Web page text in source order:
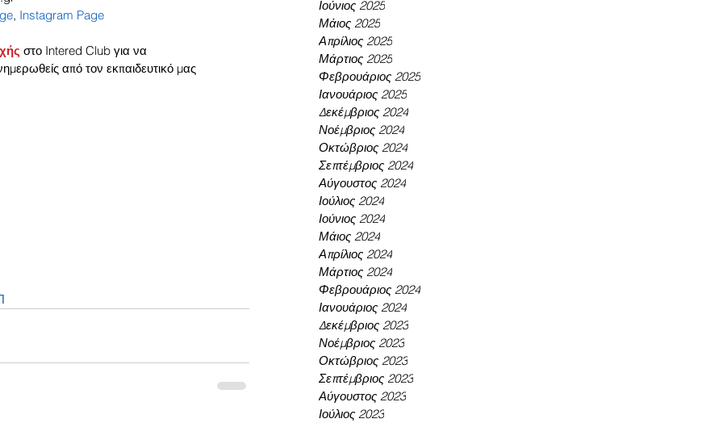
Ιούνιος 2025
Μάιος 2025
Απρίλιος 2025
Μάρτιος 2025
Φεβρουάριος 2025
Ιανουάριος 2025
Δεκέμβριος 2024
Νοέμβριος 2024
Οκτώβριος 2024
Σεπτέμβριος 2024
Αύγουστος 2024
Ιούλιος 2024
Ιούνιος 2024
Μάιος 2024
Απρίλιος 2024
Μάρτιος 2024
Φεβρουάριος 2024
Ιανουάριος 2024
Δεκέμβριος 2023
Νοέμβριος 2023
Οκτώβριος 2023
Σεπτέμβριος 2023
Αύγουστος 2023
Ιούλιος 2023
, Instagram Page
στο Intered Club για να
από τον εκπαιδευτικό μας